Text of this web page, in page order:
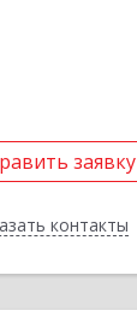
заявку
контакты
заявку
Назад